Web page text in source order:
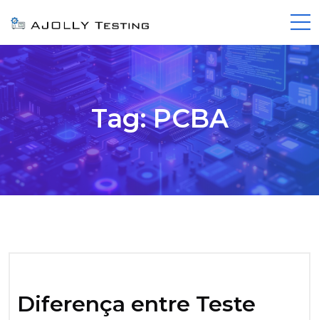
Tag:PCBA
Diferença entre Teste